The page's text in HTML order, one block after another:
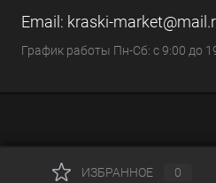
Email: kraski-
График работы Пн-Сб: с 9:00 до
ИЗБРАННОЕ 0